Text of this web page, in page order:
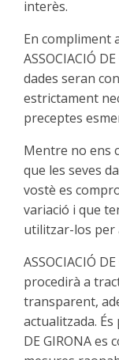
interès.
En compliment
ASSOCIACIÓ
dades seran
estrictament
preceptes
Mentre no ens
que les seves
vostè es
variació i que
utilitzar-los per
ASSOCIACIÓ
procedirà a
transparent,
actualitzada. És
DE GIRONA